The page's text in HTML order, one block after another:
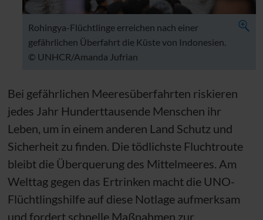
Rohingya-Flüchtlinge erreichen nach einer
gefährlichen Überfahrt die Küste von Indonesien.
© UNHCR/Amanda Jufrian
Bei gefährlichen Meeresüberfahrten riskieren
jedes Jahr Hunderttausende Menschen ihr
Leben, um in einem anderen Land Schutz und
Sicherheit zu finden. Die tödlichste Fluchtroute
bleibt die Überquerung des Mittelmeeres. Am
Welttag gegen das Ertrinken macht die UNO-
Flüchtlingshilfe auf diese Notlage aufmerksam
und fordert schnelle Maßnahmen zur